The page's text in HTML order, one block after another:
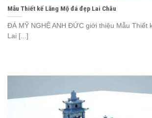
Mẫu Thiết kế Lăng Mộ đá đẹp Lai Châu
ĐÁ MỸ NGHỆ ANH ĐỨC giới thiệu Mẫu Thiết
Lai [...]